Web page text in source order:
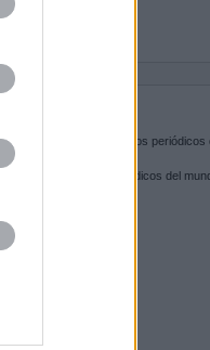
la puerta de entrada a los periódicos
las portadas de los periódicos del